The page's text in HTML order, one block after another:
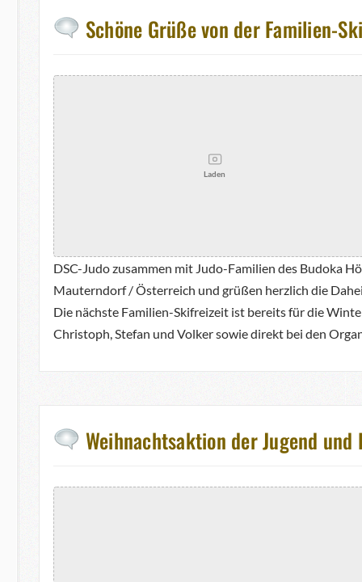
Schöne Grüße von der Familien-
Laden
DSC-Judo zusammen mit Judo-Familien des Budoka
Mauterndorf / Österreich und grüßen herzlich die
Die nächste Familien-Skifreizeit ist bereits für die
Christoph, Stefan und Volker sowie direkt bei den
Weihnachtsaktion der Jugend